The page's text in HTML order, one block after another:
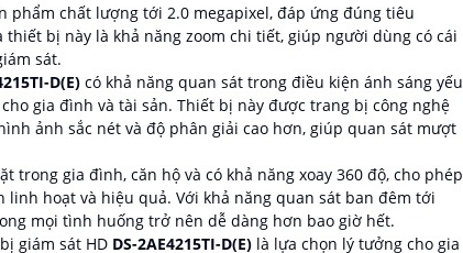
phẩm chất lượng tới 2.0 megapixel, đáp ứng đúng tiêu
bị này là khả năng zoom chi tiết, giúp người dùng có cái
sát.
D(E) có khả năng quan sát trong điều kiện ánh sáng yếu
gia đình và tài sản. Thiết bị này được trang bị công nghệ
ảnh sắc nét và độ phân giải cao hơn, giúp quan sát mượt
trong gia đình, căn hộ và có khả năng xoay 360 độ, cho phép
hoạt và hiệu quả. Với khả năng quan sát ban đêm tới
mọi tình huống trở nên dễ dàng hơn bao giờ hết.
giám sát HD DS-2AE4215TI-D(E) là lựa chọn lý tưởng cho gia